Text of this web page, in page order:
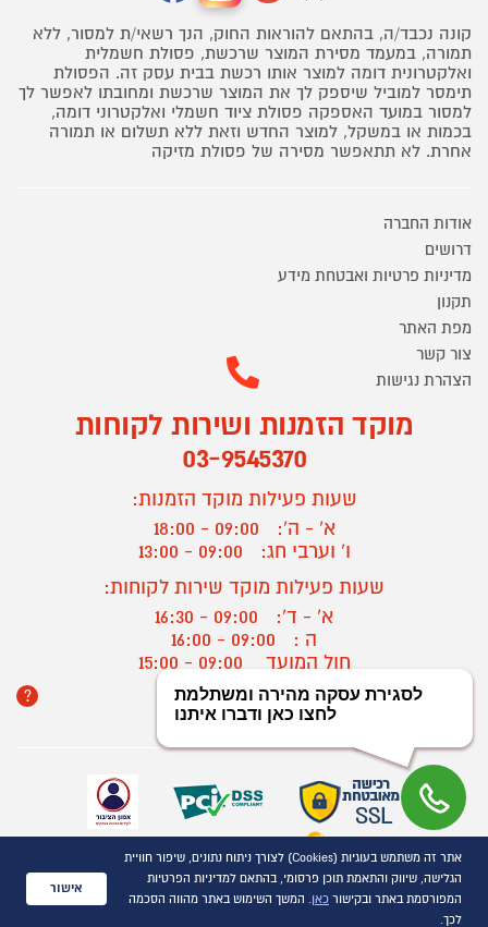
קונה נכבד/ה, בהתאם להוראות החוק, הנך רשאי/ת למסור, ללא
תמורה, במעמד מסירת המוצר שרכשת, פסולת חשמלית
ואלקטרונית דומה למוצר אותו רכשת בבית עסק זה. הפסולת
תימסר למוביל שיספק לך את המוצר שרכשת ומחובתו לאפשר לך
למסור במועד האספקה פסולת ציוד חשמלי ואלקטרוני דומה,
בכמות או במשקל, למוצר החדש וזאת ללא תשלום או תמורה
אחרת. לא תתאפשר מסירה של פסולת מזיקה
אודות החברה
דרושים
מדיניות פרטיות ואבטחת מידע
תקנון
מפת האתר
צור קשר
הצהרת נגישות
מוקד הזמנות ושירות לקוחות
03-9545370
שעות פעילות מוקד הזמנות:
א' - ה':
09:00 - 18:00
ו' וערבי חג:
09:00 - 13:00
שעות פעילות מוקד שירות לקוחות:
א' - ד':
09:00 - 16:30
ה :
09:00 - 16:00
חול המועד
? יצירת קשר/ביטול הזמנה
כל הזכויות שמורות P1000© 2021
התמונות להמחשה בלבד
ט.ל.ח.
אתר זה משתמש בעוגיות (Cookies) לצורך ניתוח נתונים, שיפור חוויית
הגלישה, שיווק והתאמת תוכן פרסומי, בהתאם למדיניות הפרטיות
המפורסמת באתר ובקישור כאן. המשך השימוש באתר מהווה הסכמה
לכך.
אישור